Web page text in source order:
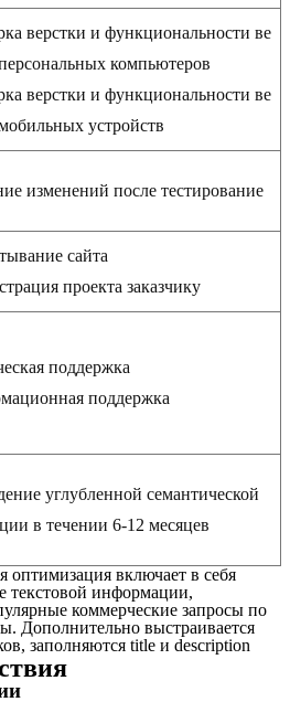
верстки и функциональности ве
компьютеров
верстки и функциональности ве
устройств
изменений после тестирование
сайта
проекта заказчику
поддержка
поддержка
углубленной семантической
в течении 6-12 месяцев
оптимизация включает в себя
текстовой информации,
коммерческие запросы по
Дополнительно выстраивается
заполняются title и description